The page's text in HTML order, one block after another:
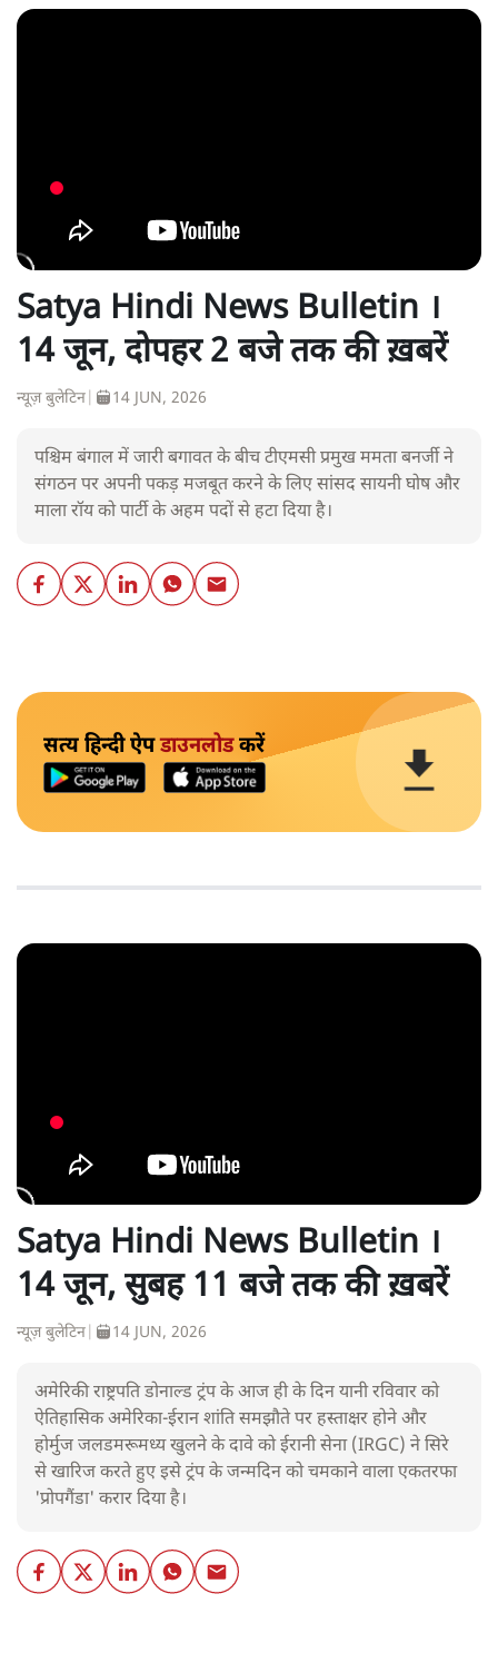
Satya Hindi News Bulletin ।
14 जून, दोपहर 2 बजे तक की ख़बरें
न्यूज़ बुलेटिन 14 JUN, 2026
पश्चिम बंगाल में जारी बगावत के बीच टीएमसी प्रमुख ममता बनर्जी ने
संगठन पर अपनी पकड़ मजबूत करने के लिए सांसद सायनी घोष और
माला रॉय को पार्टी के अहम पदों से हटा दिया है।
सत्य हिन्दी ऐपडाउनलोडकरें
Satya Hindi News Bulletin ।
14 जून, सुबह 11 बजे तक की ख़बरें
न्यूज़ बुलेटिन 14 JUN, 2026
अमेरिकी राष्ट्रपति डोनाल्ड ट्रंप के आज ही के दिन यानी रविवार को
ऐतिहासिक अमेरिका-ईरान शांति समझौते पर हस्ताक्षर होने और
होर्मुज जलडमरूमध्य खुलने के दावे को ईरानी सेना (IRGC) ने सिरे
से खारिज करते हुए इसे ट्रंप के जन्मदिन को चमकाने वाला एकतरफा
'प्रोपगैंडा' करार दिया है।